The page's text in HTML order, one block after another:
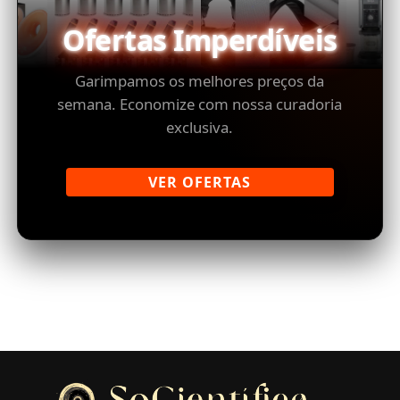
Ofertas Imperdíveis
Garimpamos os melhores preços da
semana. Economize com nossa curadoria
exclusiva.
VER OFERTAS